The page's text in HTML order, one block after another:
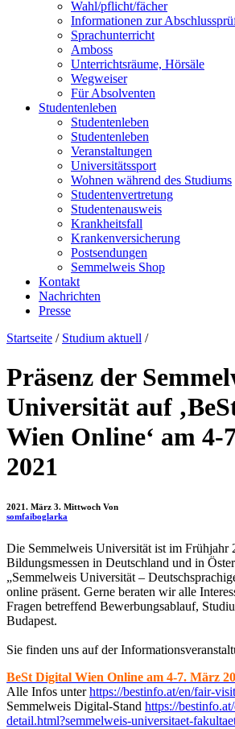
Wahl/pflicht/fächer
Informationen zur
Sprachunterricht
Amboss
Unterrichtsräume, Hörsäle
Wegweiser
Für Absolventen
Studentenleben
Studentenleben
Studentenleben
Veranstaltungen
Universitätssport
Wohnen während des Studiums
Studentenvertretung
Studentenausweis
Krankheitsfall
Krankenversicherung
Postsendungen
Semmelweis Shop
Kontakt
Nachrichten
Presse
Startseite / Studium aktuell /
Präsenz der
Universität auf
Wien Online‘ am 4-
2021
2021. März 3. Mittwoch Von
somfaiboglarka
Die Semmelweis Universität ist im Frühjahr
Bildungsmessen in Deutschland und in
„Semmelweis Universität –
online präsent. Gerne beraten wir alle
Fragen betreffend Bewerbungsablauf,
Budapest.
Sie finden uns auf der
BeSt Digital Wien Online am 4-7. März
Alle Infos unterhttps://bestinfo.at/en/fair-
Semmelweis Digital-Stand https://
detail.html?semmelweis-universitaet-